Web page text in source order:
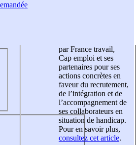
par France travail,
Cap emploi et ses
partenaires pour ses
actions concrètes en
faveur du recrutement,
de l’intégration et de
l’accompagnement de
ses collaborateurs en
situation de handicap.
Pour en savoir plus,
consultez cet article.